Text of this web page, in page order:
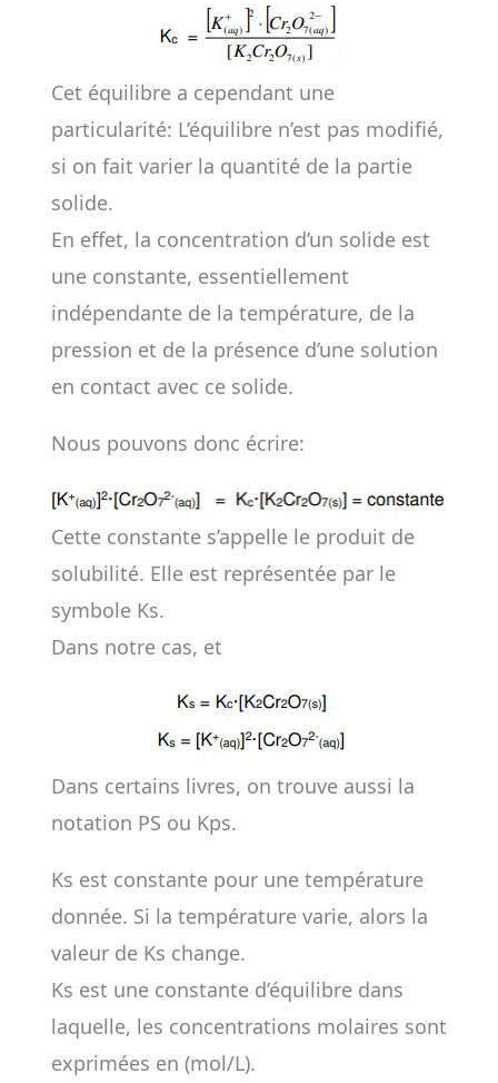
Cet équilibre a cependant une
particularité: L’équilibre n’est pas modifié,
si on fait varier la quantité de la partie
solide.
En effet, la concentration d’un solide est
une constante, essentiellement
indépendante de la température, de la
pression et de la présence d’une solution
en contact avec ce solide.
Nous pouvons donc écrire:
Cette constante s’appelle le produit de
solubilité. Elle est représentée par le
symbole Ks.
Dans notre cas, et
Dans certains livres, on trouve aussi la
notation PS ou Kps.
Ks est constante pour une température
donnée. Si la température varie, alors la
valeur de Ks change.
Ks est une constante d’équilibre dans
laquelle, les concentrations molaires sont
exprimées en (mol/L).